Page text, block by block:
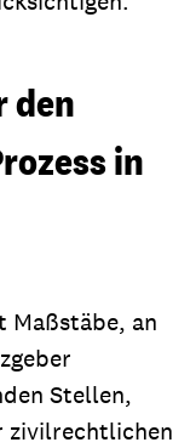
den
in
Maßstäbe, an
Stellen,
zivilrechtlichen